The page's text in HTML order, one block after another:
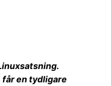
får en tydligare